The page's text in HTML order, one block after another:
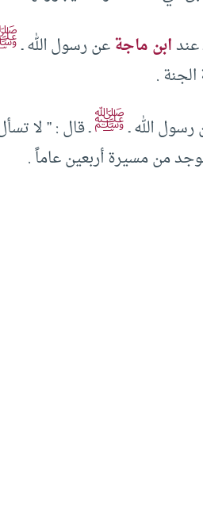
ابن ماجةعن رسول الله ـ
.
الله ـﷺـ قال : ” لا
من مسيرة أربعين عاماً .